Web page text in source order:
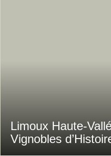
Limoux Haute-
Vignobles